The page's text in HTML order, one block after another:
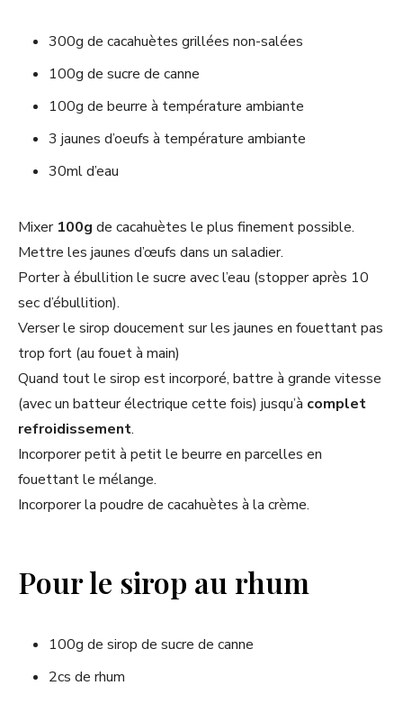
300g de cacahuètes grillées non-salées
100g de sucre de canne
100g de beurre à température ambiante
3 jaunes d’oeufs à température ambiante
30ml d’eau
Mixer 100g de cacahuètes le plus finement possible.
Mettre les jaunes d’œufs dans un saladier.
Porter à ébullition le sucre avec l’eau (stopper après 10
sec d’ébullition).
Verser le sirop doucement sur les jaunes en fouettant pas
trop fort (au fouet à main)
Quand tout le sirop est incorporé, battre à grande vitesse
(avec un batteur électrique cette fois) jusqu’à complet
refroidissement.
Incorporer petit à petit le beurre en parcelles en
fouettant le mélange.
Incorporer la poudre de cacahuètes à la crème.
Pour le sirop au rhum
100g de sirop de sucre de canne
2cs de rhum